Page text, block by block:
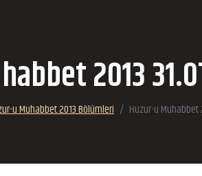
2013
u Muhabbet 2013 Bölümleri Huzur-u Muhabbet